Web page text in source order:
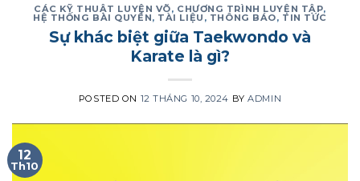
CÁC KỸ THUẬT LUYỆN VÕ, CHƯƠNG TRÌNH LUYỆN TẬP,
HỆ THỐNG BÀI QUYỀN, TÀI LIỆU , THÔNG BÁO, TIN TỨC
Sự khác biệt giữa Taekwondo và
Karate là gì?
POSTED ON 12 THÁNG 10, 2024 BYADMIN
12
Th10